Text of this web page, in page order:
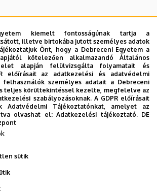
miatti felmentés részletei
oldalon érhetőek el (egyetemi
végzett fitness termi tevékenység
awww.sportsci.unideb.hu
tanrendi órán nincs lehetőség, de
vizsgaidőszakban (január végéig, június
biztosított fakultatív testnevelési
maximum 2 alkalom pótlása.
2026. 06. 30. 12:19
kiemelt fontosságúnak tartja a
illetve birtokába jutott személyes adatok
Önt, hogy a Debreceni Egyetem a
kötelezően alkalmazandó Általános
alapján felülvizsgálta folyamatait és
előírásait az adatkezelési és adatvédelmi
felhasználók személyes adatait a Debreceni
teljes körültekintéssel kezelte, megfelelve az
szabályozásoknak. A GDPR előírásait
Adatvédelmi Tájékoztatónkat, amelyet az
olvashat el:Adatkezelési tájékoztató. DE
sütik